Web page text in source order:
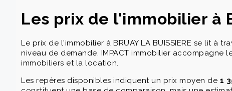
Les prix de l'immobilier à
Le prix de l'immobilier à BRUAY LA BUISSIERE se lit à
niveau de demande. IMPACT immobilier accompagne
immobiliers et la location.
Les repères disponibles indiquent un prix moyen de 1